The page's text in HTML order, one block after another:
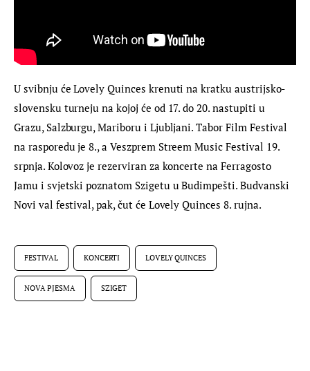
U svibnju će Lovely Quinces krenuti na kratku austrijsko-
slovensku turneju na kojoj će od 17. do 20. nastupiti u
Grazu, Salzburgu, Mariboru i Ljubljani. Tabor Film Festival
na rasporedu je 8., a Veszprem Streem Music Festival 19.
srpnja. Kolovoz je rezerviran za koncerte na Ferragosto
Jamu i svjetski poznatom Szigetu u Budimpešti. Budvanski
Novi val festival, pak, čut će Lovely Quinces 8. rujna.
FESTIVAL KONCERTI LOVELY QUINCES
NOVA PJESMA SZIGET